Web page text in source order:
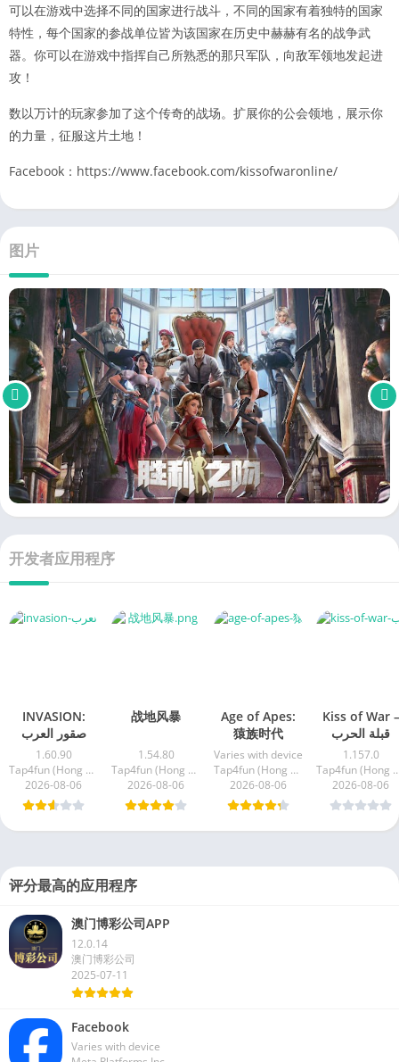
可以在游戏中选择不同的国家进行战斗，不同的国家有着独特的国家
特性，每个国家的参战单位皆为该国家在历史中赫赫有名的战争武
器。你可以在游戏中指挥自己所熟悉的那只军队，向敌军领地发起进
攻！
数以万计的玩家参加了这个传奇的战场。扩展你的公会领地，展示你
的力量，征服这片土地！
Facebook：https://www.facebook.com/kissofwaronline/
图片
开发者应用程序
INVASION:
صقور العرب‎
1.60.90
Tap4fun (Hong Kong) Limited
2026-08-06
战地风暴
1.54.80
Tap4fun (Hong Kong) Limited
2026-08-06
Age of Apes:
猿族时代
Varies with device
Tap4fun (Hong Kong) Limited
2026-08-06
Kiss of War –
قبلة الحرب
1.157.0
Tap4fun
2026-08-06
评分最高的应用程序
澳门博彩公司APP
12.0.14
澳门博彩公司
2025-07-11
Facebook
Varies with device